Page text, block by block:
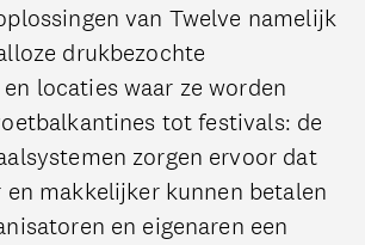
van Twelve namelijk
drukbezochte
locaties waar ze worden
tot festivals: de
zorgen ervoor dat
en makkelijker kunnen betalen
en eigenaren een